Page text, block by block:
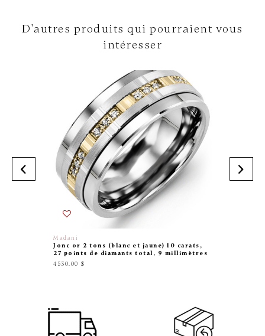
D'autres produits qui pourraient vous
intéresser
Madani
Jonc or 2 tons (blanc et jaune) 10 carats,
27 points de diamants total, 9 millimètres
4530.00 $